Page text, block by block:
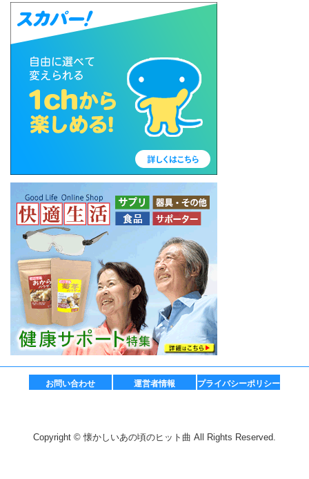
お問い合わせ 運営者情報 プライバシーポリシー
Copyright © 懐かしいあの頃のヒット曲 All Rights Reserved.